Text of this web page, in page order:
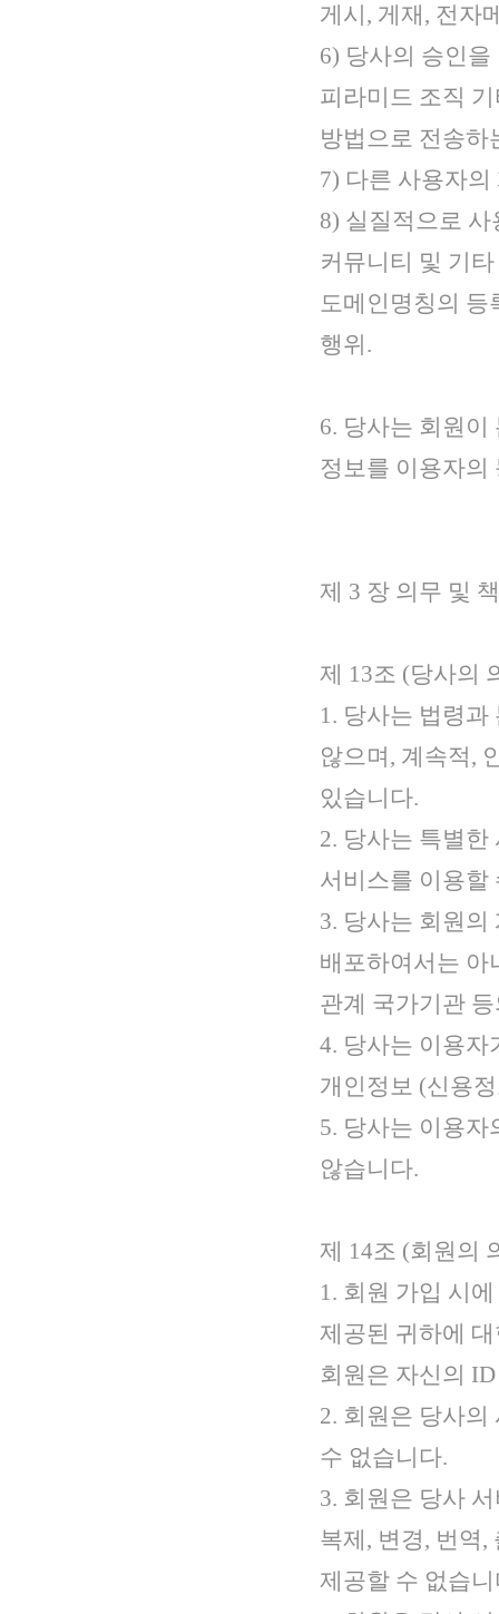
게시, 게재, 전자
6) 당사의 승인
피라미드 조직
방법으로 전송하
7) 다른 사용자
8) 실질적으로
커뮤니티 및 기
도메인명칭의 등
행위.
6. 당사는 회원
정보를 이용자의
제 3 장 의무 및
제 13조 (당사의
1. 당사는 법령
않으며, 계속적,
있습니다.
2. 당사는 특별
서비스를 이용할
3. 당사는 회원
배포하여서는 아
관계 국가기관
4. 당사는 이용
개인정보 (신용
5. 당사는 이용
않습니다.
제 14조 (회원의
1. 회원 가입 시
제공된 귀하에
회원은 자신의
2. 회원은 당사
수 없습니다.
3. 회원은 당사
복제, 변경, 번역,
제공할 수 없습